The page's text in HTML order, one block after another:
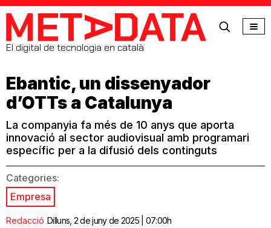
MetaData
El digital de tecnologia en català
Ebantic, un dissenyador
d’OTTs a Catalunya
La companyia fa més de 10 anys que aporta
innovació al sector audiovisual amb programari
específic per a la difusió dels continguts
Categories:
Empresa
Redacció Dilluns, 2 de juny de 2025 | 07:00h